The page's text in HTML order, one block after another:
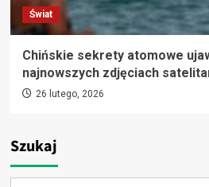
Świat
Chińskie sekrety atomowe
najnowszych zdjęciach
26 lutego, 2026
Szukaj